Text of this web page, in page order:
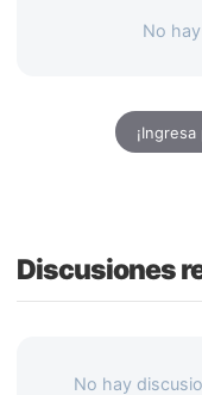
No
Discusiones
No hay